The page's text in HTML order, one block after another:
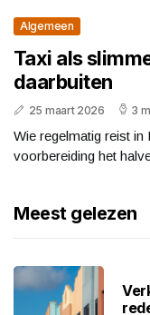
Algemeen
Taxi als
daarbuiten
25 maart 2026 3
Wie regelmatig reist in
voorbereiding het
Meest gelezen